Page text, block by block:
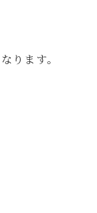
ります。